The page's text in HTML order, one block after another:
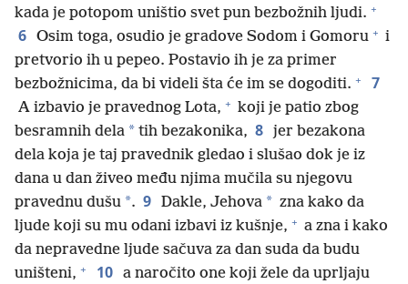
kada je potopom uništio svet pun bezbožnih ljudi. +
6 Osim toga, osudio je gradove Sodom i Gomoru + i
pretvorio ih u pepeo. Postavio ih je za primer
bezbožnicima, da bi videli šta će im se dogoditi. + 7
A izbavio je pravednog Lota, + koji je patio zbog
besramnih dela * tih bezakonika, 8 jer bezakona
dela koja je taj pravednik gledao i slušao dok je iz
dana u dan živeo među njima mučila su njegovu
pravednu dušu *. 9 Dakle, Jehova * zna kako da
ljude koji su mu odani izbavi iz kušnje, + a zna i kako
da nepravedne ljude sačuva za dan suda da budu
uništeni, + 10 a naročito one koji žele da uprljaju